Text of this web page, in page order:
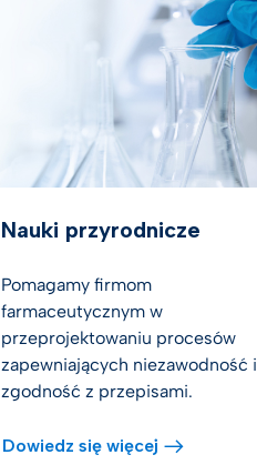
Nauki przyrodnicze
Pomagamy firmom
farmaceutycznym w
przeprojektowaniu procesów
zapewniających niezawodność i
zgodność z przepisami.
Dowiedz się więcej